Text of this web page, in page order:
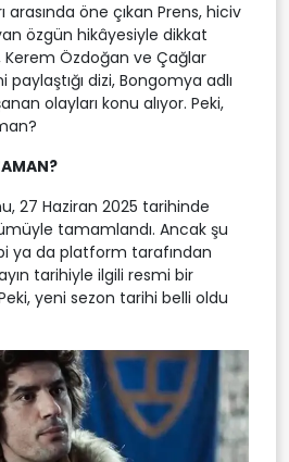
arasında öne çıkan Prens, hiciv
özgün hikâyesiyle dikkat
Kerem Özdoğan ve Çağlar
dizi, Bongomya adlı
olayları konu alıyor. Peki,
27 Haziran 2025 tarihinde
tamamlandı. Ancak şu
ya da platform tarafından
tarihiyle ilgili resmi bir
yeni sezon tarihi belli oldu